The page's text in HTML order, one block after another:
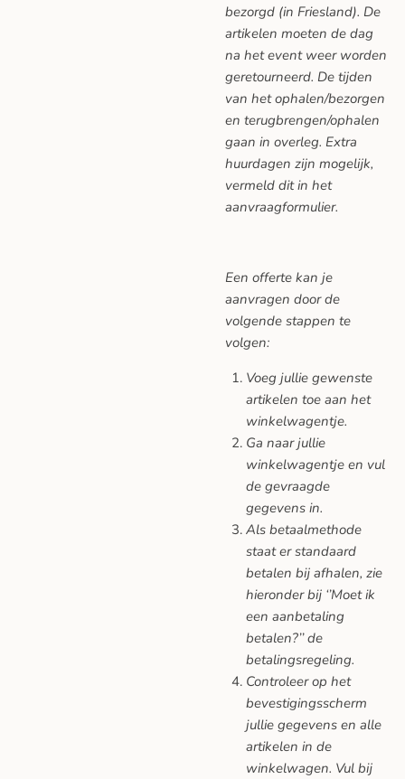
bezorgd (in Friesland). De
artikelen moeten de dag
na het event weer worden
geretourneerd. De tijden
van het ophalen/bezorgen
en terugbrengen/ophalen
gaan in overleg. Extra
huurdagen zijn mogelijk,
vermeld dit in het
aanvraagformulier.
Een offerte kan je
aanvragen door de
volgende stappen te
volgen:
Voeg jullie gewenste
artikelen toe aan het
winkelwagentje.
Ga naar jullie
winkelwagentje en vul
de gevraagde
gegevens in.
Als betaalmethode
staat er standaard
betalen bij afhalen, zie
hieronder bij ‘’Moet ik
een aanbetaling
betalen?’’ de
betalingsregeling.
Controleer op het
bevestigingsscherm
jullie gegevens en alle
artikelen in de
winkelwagen. Vul bij